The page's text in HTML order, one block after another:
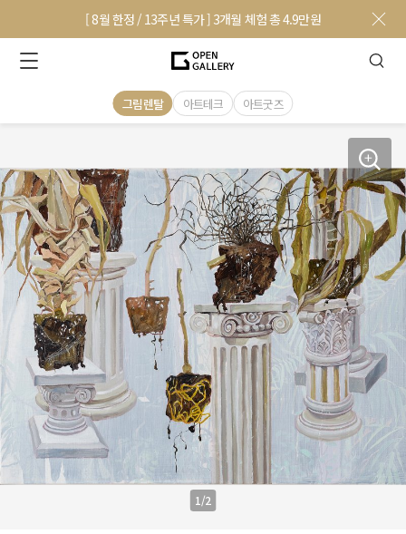
[ 8월 한정 / 13주년 특가 ] 3개월 체험 총 4.9만원
그림렌탈 아트테크 아트굿즈
1/2